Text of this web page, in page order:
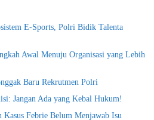
E-Sports, Polri Bidik Talenta
Awal Menuju Organisasi yang Lebih
Baru Rekrutmen Polri
Jangan Ada yang Kebal Hukum!
Kasus Febrie Belum Menjawab Isu